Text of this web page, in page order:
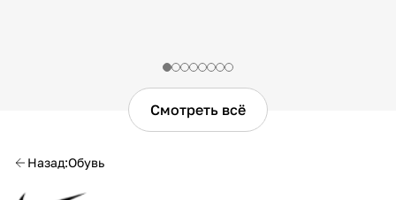
Смотреть всё
Назад Обувь